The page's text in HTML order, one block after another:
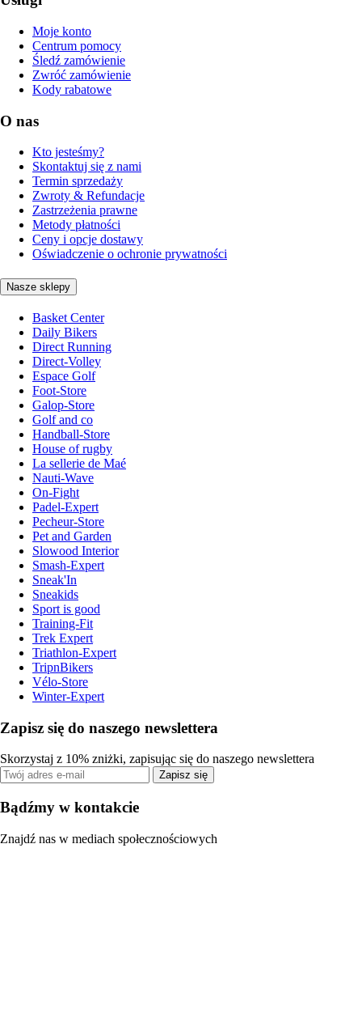
Moje konto
Centrum pomocy
Śledź zamówienie
Zwróć zamówienie
Kody rabatowe
O nas
Kto jesteśmy?
Skontaktuj się z nami
Termin sprzedaży
Zwroty & Refundacje
Zastrzeżenia prawne
Metody płatności
Ceny i opcje dostawy
Oświadczenie o ochronie prywatności
Nasze sklepy
Basket Center
Daily Bikers
Direct Running
Direct-Volley
Espace Golf
Foot-Store
Galop-Store
Golf and co
Handball-Store
House of rugby
La sellerie de Maé
Nauti-Wave
On-Fight
Padel-Expert
Pecheur-Store
Pet and Garden
Slowood Interior
Smash-Expert
Sneak'In
Sneakids
Sport is good
Training-Fit
Trek Expert
Triathlon-Expert
TripnBikers
Vélo-Store
Winter-Expert
Zapisz się do naszego newslettera
Skorzystaj z 10% zniżki, zapisując się do naszego newslettera
Zapisz się
Bądźmy w kontakcie
Znajdź nas w mediach społecznościowych